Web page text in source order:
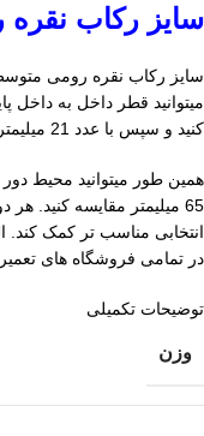
سایز رکاب نقره
میتوانید قطر داخل به داخل
کنید و سپس با عدد 21 میلیمتر مقایسه کنید.
همین طور میتوانید محیط
65 میلیمتر مقایسه کنید.
انتخابی مناسب تر کمک کند.
در تمامی فروشگاه های
توضیحات تکمیلی
وزن